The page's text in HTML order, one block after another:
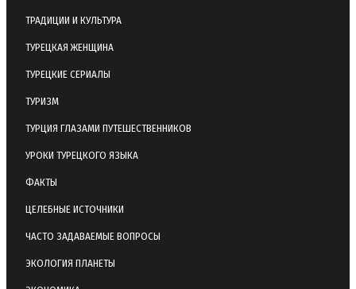
ТРАДИЦИИ И КУЛЬТУРА
ТУРЕЦКАЯ ЖЕНЩИНА
ТУРЕЦКИЕ СЕРИАЛЫ
ТУРИЗМ
ТУРЦИЯ ГЛАЗАМИ ПУТЕШЕСТВЕННИКОВ
УРОКИ ТУРЕЦКОГО ЯЗЫКА
ФАКТЫ
ЦЕЛЕБНЫЕ ИСТОЧНИКИ
ЧАСТО ЗАДАВАЕМЫЕ ВОПРОСЫ
ЭКОЛОГИЯ ПЛАНЕТЫ